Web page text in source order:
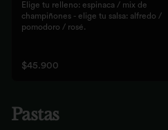
Elige tu relleno: espinaca / mix de
champiñones - elige tu salsa: alfredo /
pomodoro / rosé.
$45.900
Pastas